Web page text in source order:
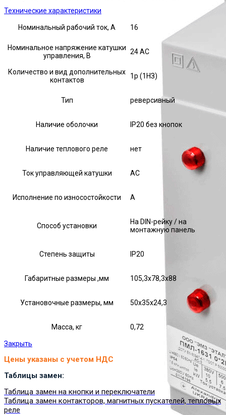
Технические характеристики
Номинальный рабочий ток, А 16
Номинальное напряжение катушки
управления, В
24 AC
Количество и вид дополнительных
контактов
1р (1НЗ)
Тип реверсивный
Наличие оболочки IP20 без кнопок
Наличие теплового реле нет
Ток управляющей катушки АС
Исполнение по износостойкости А
Способ установки
На DIN-рейку / на
монтажную панель
Степень защиты IP20
Габаритные размеры ,мм 105,3х78,3х88
Установочные размеры, мм 50х35х24,3
Масса, кг 0,72
Закрыть
Цены указаны с учетом НДС
Таблицы замен:
Таблица замен на кнопки и переключатели
Таблица замен контакторов, магнитных пускателей, тепловых
реле